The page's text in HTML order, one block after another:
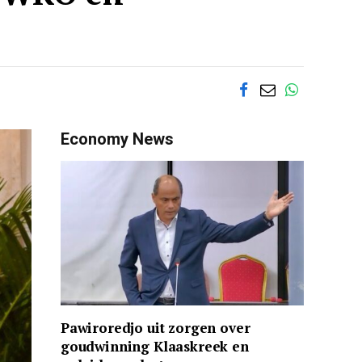
Economy News
Pawiroredjo uit zorgen over
goudwinning Klaaskreek en